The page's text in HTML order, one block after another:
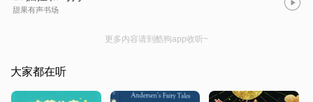
甜果有声书场
更多内容请到酷狗app收听~
大家都在听